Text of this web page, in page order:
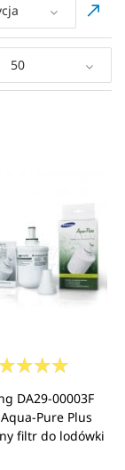
50
DA29-00003F
Pure Plus
filtr do lodówki